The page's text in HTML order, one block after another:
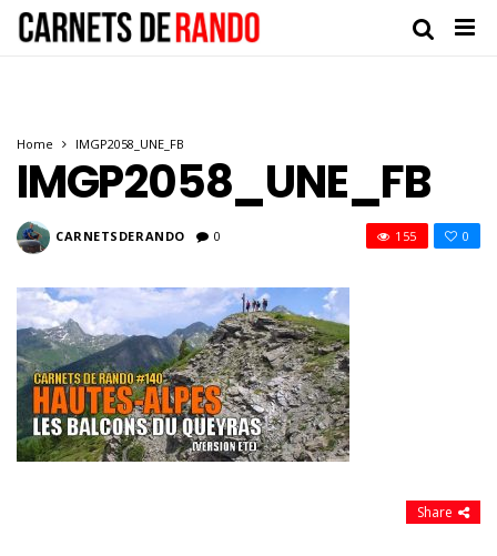
Home IMGP2058_UNE_FB
IMGP2058_UNE_FB
CARNETSDERANDO 0 0
155
Share